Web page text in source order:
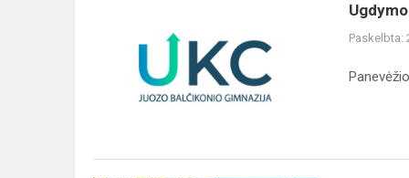
informacija
Paskelbta: